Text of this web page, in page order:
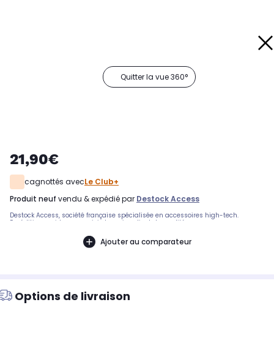
Quitter la vue 360°
21,90€
cagnottés avecLe Club+
produit neuf vendu & expédié par Destock Access
Destock Access, société française spécialisée en accessoires high-tech.
Expédition rapide avec suivi et service client de qualité.
Ajouter au comparateur
Options de livraison